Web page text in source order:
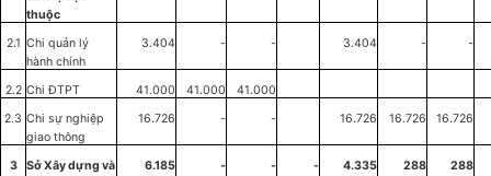
thuộc
2.1 Chi quản lý
hành chính
3.404 - - 3.404 - -
2.2 Chi ĐTPT 41.000 41.000
41.000
2.3 Chi sự nghiệp
giao thông
16.726 - - 16.726 16.726 16.726
3 SởXây dựng và
6.185 - - - 4.335 288 288